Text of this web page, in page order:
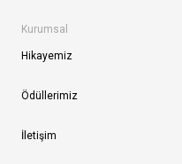
Kurumsal
Hikayemiz
Ödüllerimiz
İletişim